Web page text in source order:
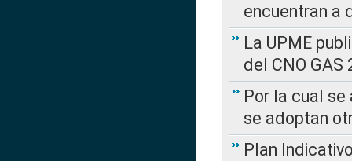
encuentran a
La UPME
del CNO
Por la cual
se adoptan
Plan